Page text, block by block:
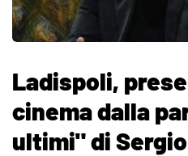
Ladispoli,
cinema dalla
ultimi" di